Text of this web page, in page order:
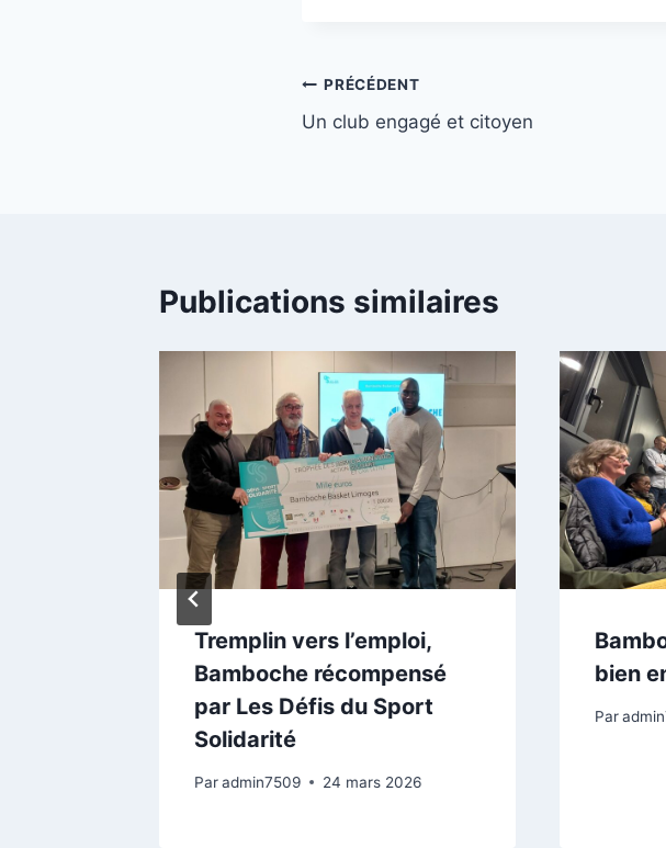
Navigation
de
PRÉCÉDENT
Un club engagé et citoyen
Publications similaires
Tremplin vers l’emploi,
Bamboche récompensé
par Les Défis du Sport
Solidarité
Paradmin7509 24 mars 2026
bien
Par